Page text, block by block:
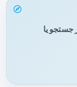
جستجو یا